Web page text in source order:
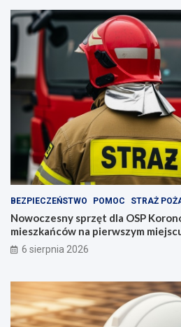
BEZPIECZEŃSTWO POMOC STRAŻ
Nowoczesny sprzęt dla OSP
mieszkańców na pierwszym
6 sierpnia 2026